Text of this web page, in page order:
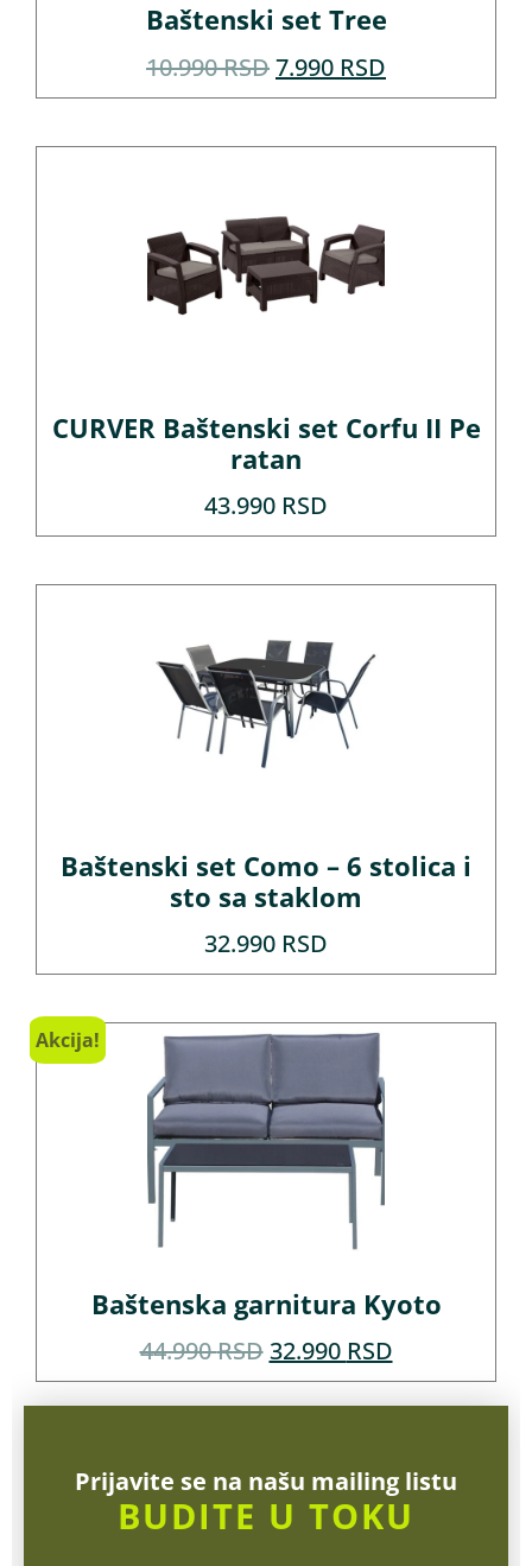
Baštenski set Tree
10.990RSD7.990 RSD
CURVER Baštenski set Corfu II Pe
ratan
43.990 RSD
Baštenski set Como – 6 stolica i
sto sa staklom
32.990 RSD
Akcija!
Baštenska garnitura Kyoto
44.990RSD 32.990 RSD
Prijavite se na našu mailing listu
BUDITE U TOKU